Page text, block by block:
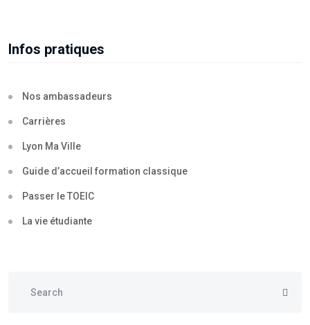
Infos pratiques
Nos ambassadeurs
Carrières
Lyon Ma Ville
Guide d’accueil formation classique
Passer le TOEIC
La vie étudiante